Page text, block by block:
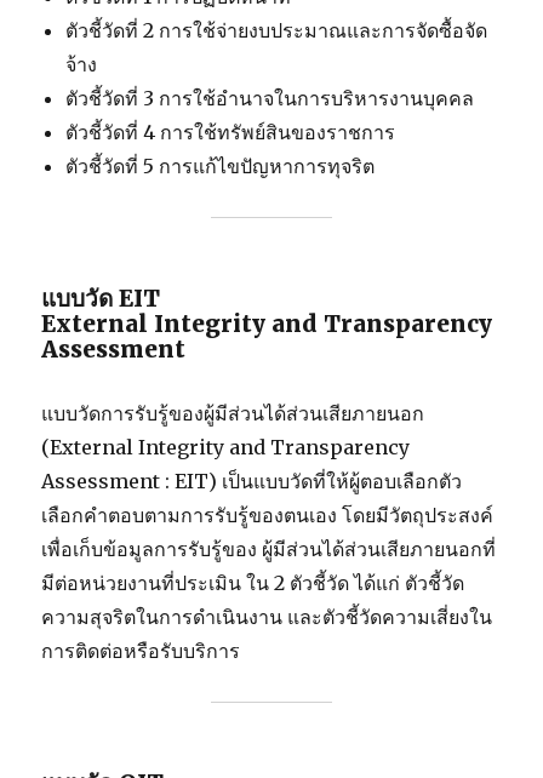
ตัวชี้วัดที่ 2 การใช้จ่ายงบประมาณและการจัดซื้อจัด
จ้าง
ตัวชี้วัดที่ 3 การใช้อำนาจในการบริหารงานบุคคล
ตัวชี้วัดที่ 4 การใช้ทรัพย์สินของราชการ
ตัวชี้วัดที่ 5 การแก้ไขปัญหาการทุจริต
แบบวัด EIT
External Integrity and Transparency
Assessment
แบบวัดการรับรู้ของผู้มีส่วนได้ส่วนเสียภายนอก
(External Integrity and Transparency
Assessment : EIT) เป็นแบบวัดที่ให้ผู้ตอบเลือกตัว
เลือกคำตอบตามการรับรู้ของตนเอง โดยมีวัตถุประสงค์
เพื่อเก็บข้อมูลการรับรู้ของ ผู้มีส่วนได้ส่วนเสียภายนอกที่
มีต่อหน่วยงานที่ประเมิน ใน 2 ตัวชี้วัด ได้แก่ ตัวชี้วัด
ความสุจริตในการดำเนินงาน และตัวชี้วัดความเสี่ยงใน
การติดต่อหรือรับบริการ